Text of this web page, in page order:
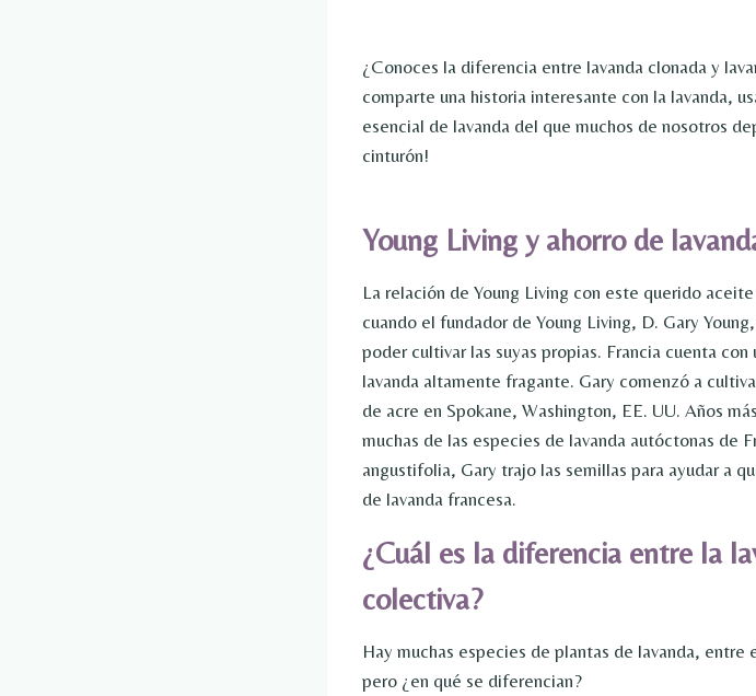
¿Conoces la diferencia entre lavanda clonada y
comparte una historia interesante con la lavanda,
esencial de lavanda del que muchos de nosotros
cinturón!
Young Living y ahorro de
La relación de Young Living con este querido
cuando el fundador de Young Living, D. Gary
poder cultivar las suyas propias. Francia cuenta
lavanda altamente fragante. Gary comenzó a
de acre en Spokane, Washington, EE. UU. Años
muchas de las especies de lavanda autóctonas de
angustifolia, Gary trajo las semillas para ayudar a
de lavanda francesa.
¿Cuál es la diferencia entre la
colectiva?
Hay muchas especies de plantas de lavanda,
pero ¿en qué se diferencian?